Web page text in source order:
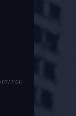
07/2026